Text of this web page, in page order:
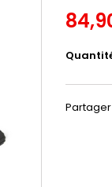
Partager